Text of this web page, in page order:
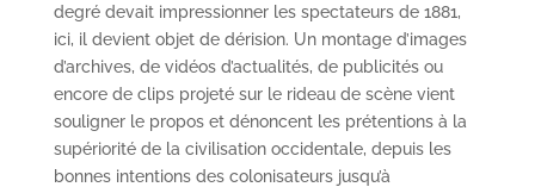
degré devait impressionner les spectateurs de 1881,
ici, il devient objet de dérision. Un montage d’images
d’archives, de vidéos d’actualités, de publicités ou
encore de clips projeté sur le rideau de scène vient
souligner le propos et dénoncent les prétentions à la
supériorité de la civilisation occidentale, depuis les
bonnes intentions des colonisateurs jusqu’à